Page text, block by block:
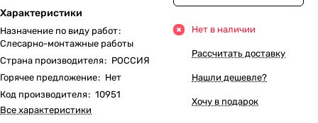
Характеристики
Назначение по виду работ:
Слесарно-монтажные работы
Страна производителя: РОССИЯ
Горячее предложение: Нет
Код производителя: 10951
Все характеристики
Нет в наличии
Рассчитать доставку
Нашли дешевле?
Хочу в подарок